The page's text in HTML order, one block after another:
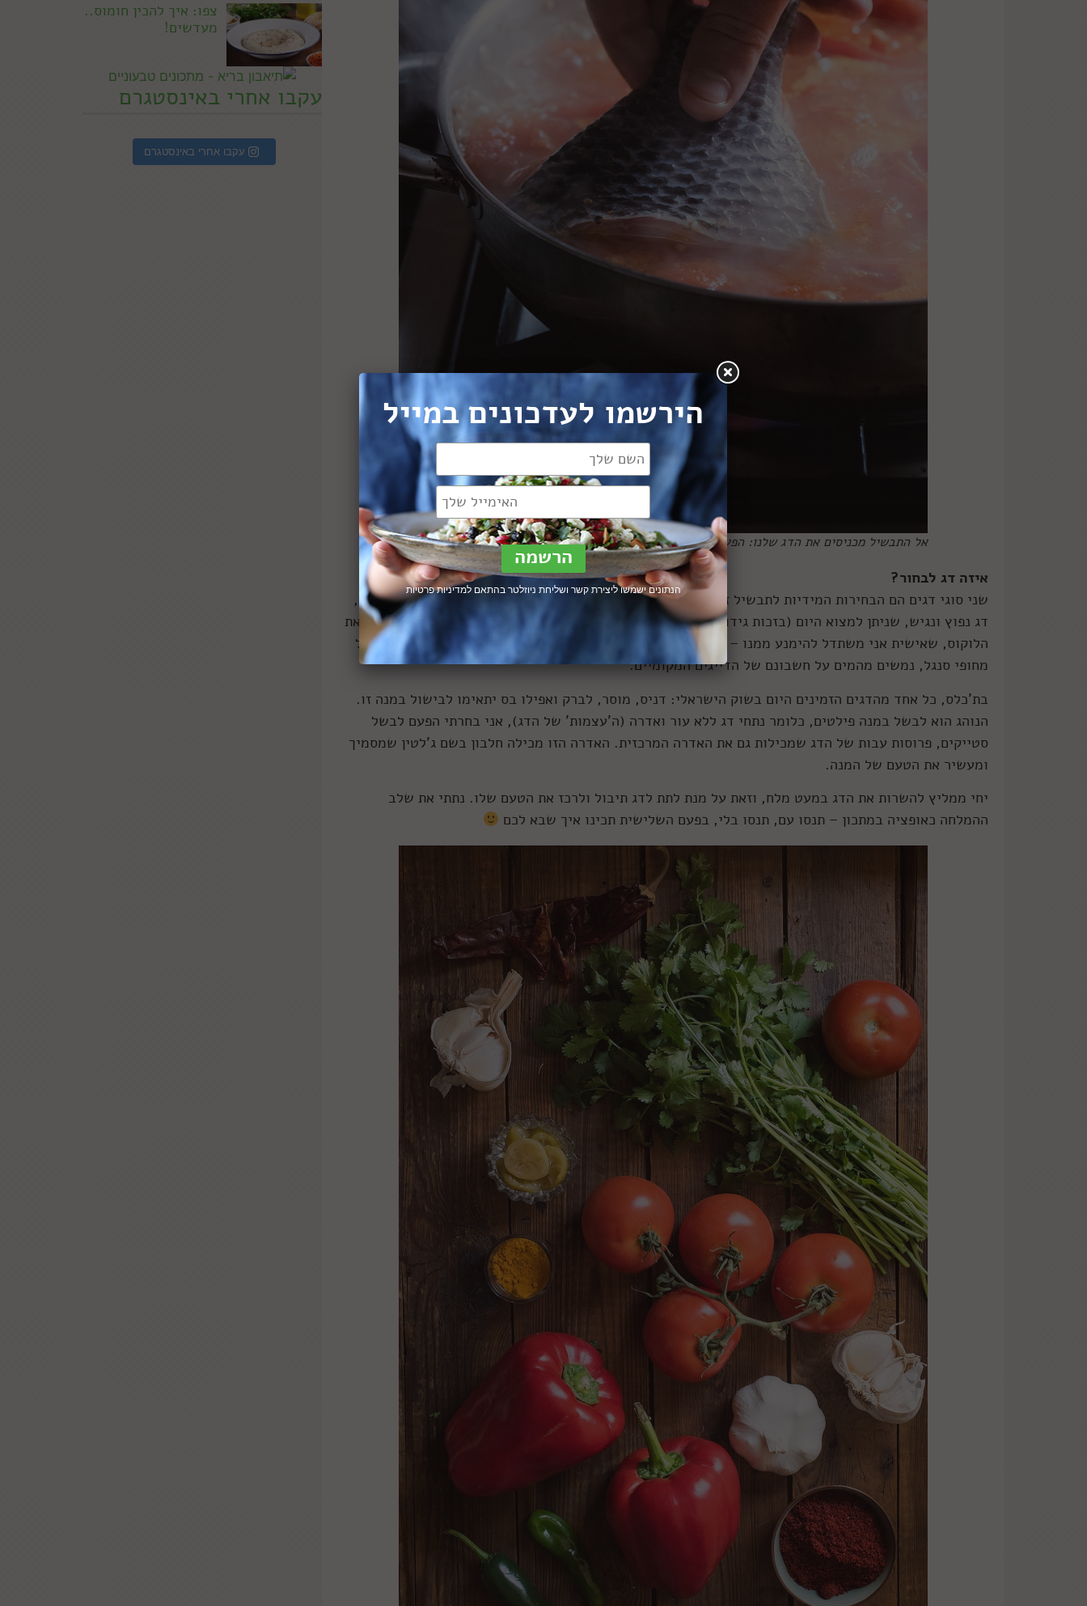
צפו: איך להכין חומוס..
מעדשים!
עקבו אחרי באינסטגרם
עקבו אחרי באינסטגרם
אל התבשיל מכניסים את הדג שלנו: הפעם פרוסות מדג מושט. צילום: נמרוד סונדרס
איזה דג לבחור?
שני סוגי דגים הם הבחירות המידיות לתבשיל זה: מצד אחד, יש לנו את המושט (או אמנון, תלוי את מי שואלים),
דג נפוץ ונגיש, שניתן למצוא היום (בזכות גידולי חוות) בכל חנות דגים וגם ברשתות השיווק. מצד שני, יש לנו את
הלוקוס, שאישית אני משתדל להימנע ממנו – דגי הלוקוס בארץ נידוגים יתר על המידה, ואלו שמיובאים, למשל
מחופי סנגל, נמשים מהמים על חשבונם של הדייגים המקומיים.
בת'כלס, כל אחד מהדגים הזמינים היום בשוק הישראלי: דניס, מוסר, לברק ואפילו בס יתאימו לבישול במנה זו.
הנוהג הוא לבשל במנה פילטים, כלומר נתחי דג ללא עור ואדרה (ה'עצמות' של הדג), אני בחרתי הפעם לבשל
סטייקים, פרוסות עבות של הדג שמכילות גם את האדרה המרכזית. האדרה הזו מכילה חלבון בשם ג'לטין שמסמיך
ומעשיר את הטעם של המנה.
יחי ממליץ להשרות את הדג במעט מלח, וזאת על מנת לתת לדג תיבול ולרכז את הטעם שלו. נתתי את שלב
ההמלחה כאופציה במתכון – תנסו עם, תנסו בלי, בפעם השלישית תכינו איך שבא לכם
הירשמו לעדכונים במייל
הנתונים ישמשו ליצירת קשר ושליחת ניוזלטר בהתאם למדיניות פרטיות